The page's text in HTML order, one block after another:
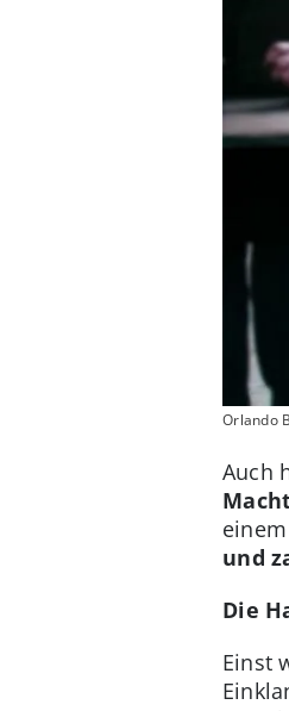
Orlando
Auch
und
Die
Einst